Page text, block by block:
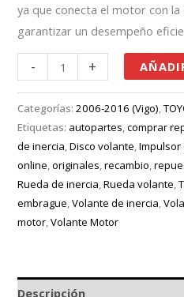
ya que conecta el motor con
garantizar un desempeño
- +
Categorías:2006-2016 (Vigo) ,
Etiquetas: autopartes ,comprar
de inercia ,Disco volante ,Impulsor
online ,originales ,recambio ,
Rueda de inercia ,Rueda volante ,
embrague ,Volante de inercia ,
motor ,Volante Motor
Descripción